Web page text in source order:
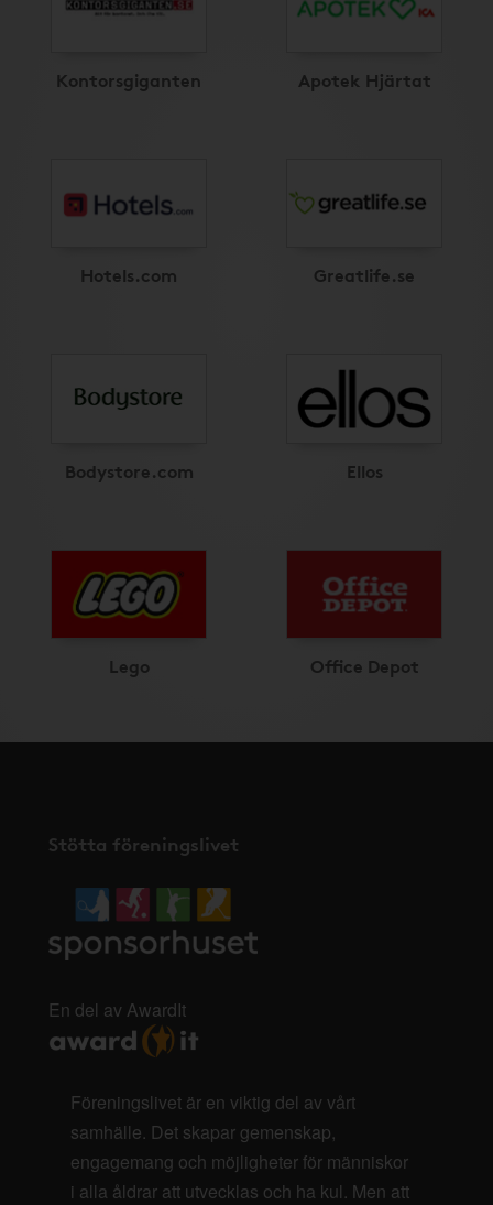
Kontorsgiganten Apotek Hjärtat
Hotels.com Greatlife.se
Bodystore.com Ellos
Lego Office Depot
Stötta föreningslivet
En del av AwardIt
Föreningslivet är en viktig del av vårt
samhälle. Det skapar gemenskap,
engagemang och möjligheter för människor
i alla åldrar att utvecklas och ha kul. Men att